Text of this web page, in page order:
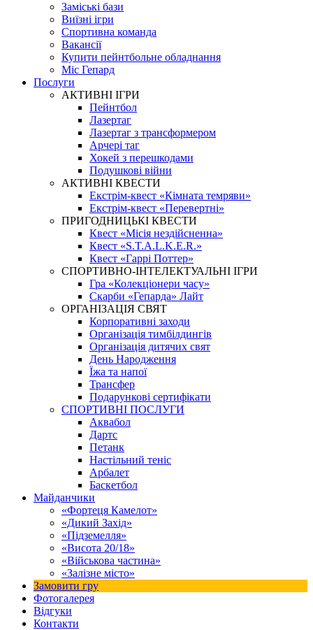
Заміські бази
Виїзні ігри
Спортивна команда
Вакансії
Купити пейнтбольне обладнання
Міс Гепард
Послуги
АКТИВНІ ІГРИ
Пейнтбол
Лазертаг
Лазертаг з трансформером
Арчері таг
Хокей з перешкодами
Подушкові війни
АКТИВНІ КВЕСТИ
Екстрім-квест «Кімната темряви»
Екстрім-квест «Перевертні»
ПРИГОДНИЦЬКІ КВЕСТИ
Квест «Місія нездійсненна»
Квест «S.T.A.L.K.E.R.»
Квест «Гаррі Поттер»
СПОРТИВНО-ІНТЕЛЕКТУАЛЬНІ ІГРИ
Гра «Колекціонери часу»
Скарби «Гепарда» Лайт
ОРГАНІЗАЦІЯ СВЯТ
Корпоративні заходи
Організація тимбілдингів
Організація дитячих свят
День Народження
Їжа та напої
Трансфер
Подарункові сертифікати
СПОРТИВНІ ПОСЛУГИ
Аквабол
Дартс
Петанк
Настільний теніс
Арбалет
Баскетбол
Майданчики
«Фортеця Камелот»
«Дикий Захід»
«Підземелля»
«Висота 20/18»
«Військова частина»
«Залізне місто»
Замовити гру
Фотогалерея
Відгуки
Контакти